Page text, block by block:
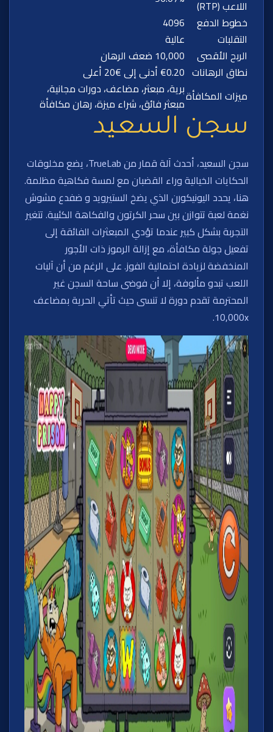
اللاعب (RTP)
خطوط الدفع
4096
التقلبات
عالية
الربح الأقصى
10,000 ضعف الرهان
نطاق الرهانات €0.20 أدنى إلى €20 أعلى
ميزات المكافأةبرية، مبعثر، مضاعف، دورات مجانية،
مبعثر فائق، شراء ميزة، رهان مكافأة
سجن السعيد
سجن السعيد، أحدث آلة قمار من TrueLab، يضع مخلوقات
الحكايات الخيالية وراء القضبان مع لمسة فكاهية مظلمة.
هنا، يحدد اليونيكورن الذي يضخ الستيرويد و ضفدع مشوش
نغمة لعبة تتوازن بين سحر الكرتون والفكاهة الكئيبة. تتغير
التجربة بشكل كبير عندما تؤدي المبعثرات الفائقة إلى
تفعيل جولة مكافأة، مع إزالة الرموز ذات الأجور
المنخفضة لزيادة احتمالية الفوز. على الرغم من أن آليات
اللعب تبدو مألوفة، إلا أن فوضى ساحة السجن غير
المحترمة تقدم دورة لا تنسى حيث تأتي الحرية بمضاعف
10,000x.